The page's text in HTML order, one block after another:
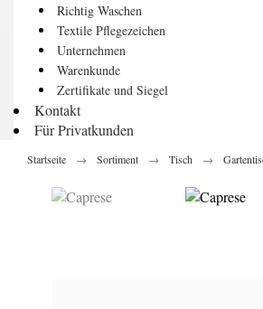
Richtig Waschen
Textile Pflegezeichen
Unternehmen
Warenkunde
Zertifikate und Siegel
Kontakt
Für Privatkunden
Startseite Sortiment Tisch